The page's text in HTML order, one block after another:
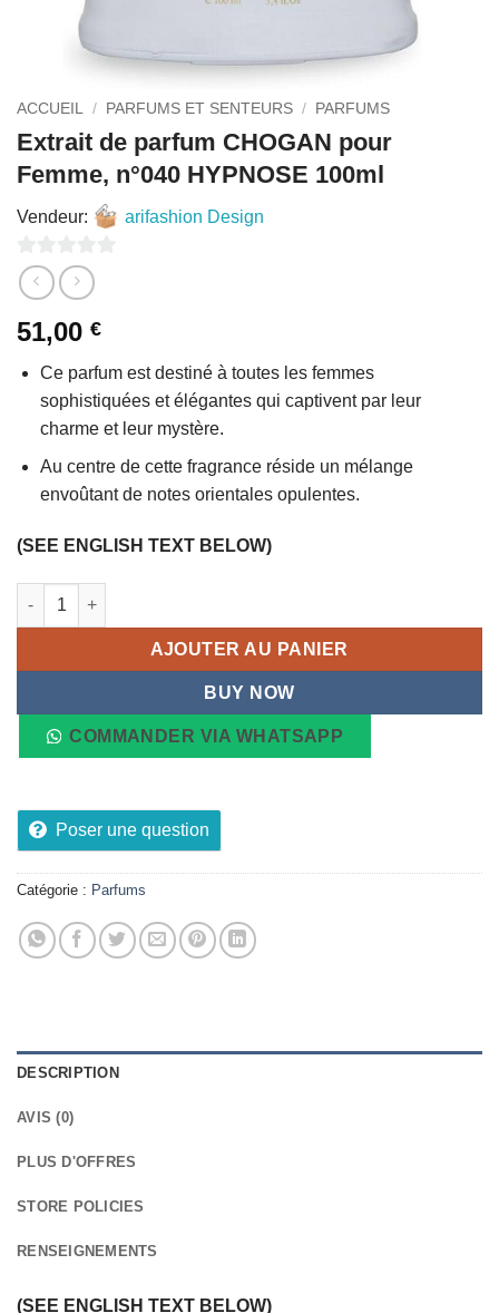
ACCUEIL / PARFUMS ET SENTEURS / PARFUMS
Extrait de parfum CHOGAN pour
Femme, n°040 HYPNOSE 100ml
Vendeur: arifashion Design
0
sur
5
51,00 €
Ce parfum est destiné à toutes les femmes
sophistiquées et élégantes qui captivent par leur
charme et leur mystère.
Au centre de cette fragrance réside un mélange
envoûtant de notes orientales opulentes.
(SEE ENGLISH TEXT BELOW)
quantité de Extrait de parfum CHOGAN pour Femme, n°040
AJOUTER AU PANIER
BUY NOW
COMMANDER VIA WHATSAPP
Poser une question
Catégorie : Parfums
DESCRIPTION
AVIS (0)
PLUS D'OFFRES
STORE POLICIES
RENSEIGNEMENTS
(SEE ENGLISH TEXT BELOW)